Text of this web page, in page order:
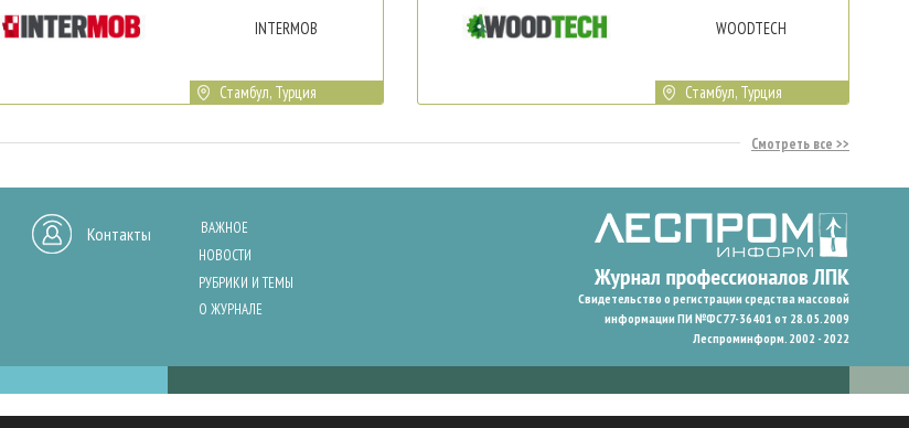
INTERMOB
Стамбул, Турция
WOODTECH
Стамбул, Турция
Смотреть все
Контакты
ВАЖНОЕ
НОВОСТИ
РУБРИКИ И ТЕМЫ
О ЖУРНАЛЕ
Свидетельство о регистрации средства массовой
информации ПИ №ФС77-36401 от 28.05.2009
Леспроминформ. 2002 - 2022